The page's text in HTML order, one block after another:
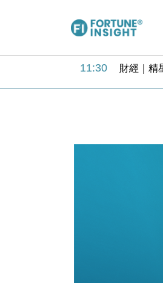
15:59
11:30 財經｜精
14:50 地產｜大
13:12 國際｜特
18:15 本地｜新
財經｜
財經｜
財經｜
地產｜
國際｜
財經｜
財經｜